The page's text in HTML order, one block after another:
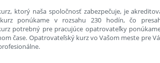
ktorý naša spoločnosť zabezpečuje, je
ponúkame v rozsahu 230 hodín, čo
potrebný pre pracujúce opatrovateľky
čase. Opatrovateľský kurz vo Vašom meste pre